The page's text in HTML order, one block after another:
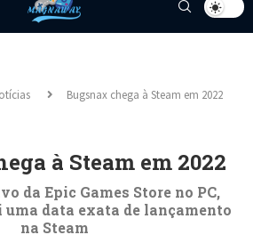
Bugsnax chega à Steam em 2022
à Steam em 2022
da Epic Games Store no PC,
uma data exata de lançamento
na Steam